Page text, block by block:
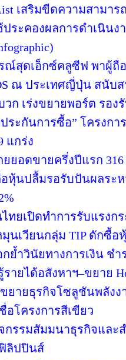
เสริมขีดความสามา
ระคองผลการดำเนินง
ณ์สุดเอ็กซ์คลูซีฟ พาผู้ถือ
ณ ประเทศญี่ปุ่น สนับ
เร่งขยายพอร์ต รอง
ะกันการซื้อ” โครงกา
แกร่ง
ยอดขายครึ่งปีแรก
อหุ้นปลื้มรอรับปันผลระ
ทยเปิดทำการรับแรงก
เวียนกลุ่ม TIP ดักซื้อหุ้
กย้ำวินัยทางการเงิน ช
ายได้อสังหาฯ–ขยาย
ายธุรกิจโซลูชันพลังงา
อโครงการสีเขียว
กรรมสัมมนาธุรกิจและ
ลิปปินส์